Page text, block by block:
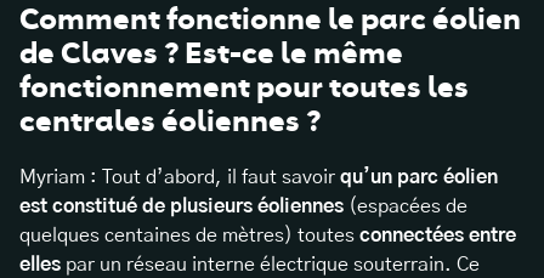
Comment fonctionne le parc éolien
de Claves ? Est-ce le même
fonctionnement pour toutes les
centrales éoliennes ?
Myriam : Tout d’abord, il faut savoir qu’un parc éolien
est constitué de plusieurs éoliennes (espacées de
quelques centaines de mètres) toutes connectées entre
elles par un réseau interne électrique souterrain. Ce